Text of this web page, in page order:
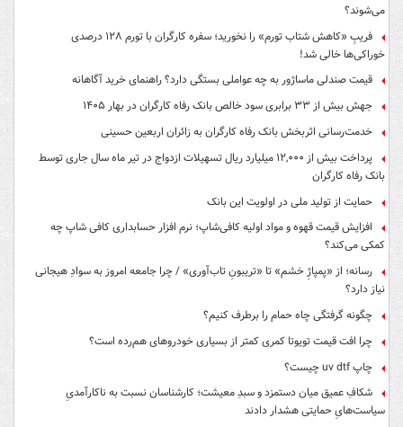
می‌شوند؟
فریبِ «کاهش شتاب تورم» را نخورید؛ سفره کارگران با تورم ۱۲۸ درصدی
خوراکی‌ها خالی شد!
قیمت صندلی ماساژور به چه عواملی بستگی دارد؟ راهنمای خرید آگاهانه
جهش بیش از ۳۳ برابری سود خالص بانک رفاه کارگران در بهار ۱۴۰۵
خدمت‌رسانی اثربخش بانک رفاه کارگران به زائران اربعین حسینی
پرداخت بیش از ۱۲,۰۰۰ میلیارد ریال تسهیلات ازدواج در تیر ماه سال جاری توسط
بانک رفاه کارگران
حمایت از تولید ملی در اولویت این بانک
افزایش قیمت قهوه و مواد اولیه کافی‌شاپ؛ نرم افزار حسابداری کافی شاپ چه
کمکی می‌کند؟
رسانه؛ از «پمپاژِ خشم» تا «تریبونِ تاب‌آوری» / چرا جامعه امروز به سوادِ هیجانی
نیاز دارد؟
چگونه گرفتگی چاه حمام را برطرف کنیم؟
چرا افت قیمت تویوتا کمری کمتر از بسیاری خودروهای هم‌رده است؟
چاپ uv dtf چیست؟
شکافِ عمیق میان دستمزد و سبدِ معیشت؛ کارشناسان نسبت به ناکارآمدیِ
سیاست‌هایِ حمایتی هشدار دادند